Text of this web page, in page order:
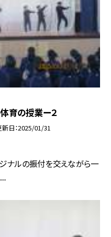
育の授業ー２
新日 2025/01/31
ナルの振付を交えながら一